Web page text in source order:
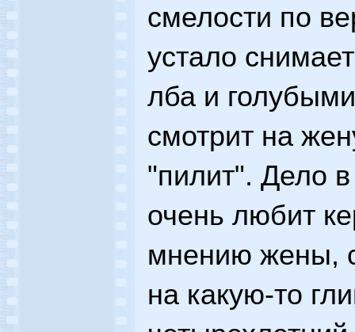
смелости по
устало
лба и
смотрит на
"пилит". Дело
очень любит
мнению жены,
на какую-то